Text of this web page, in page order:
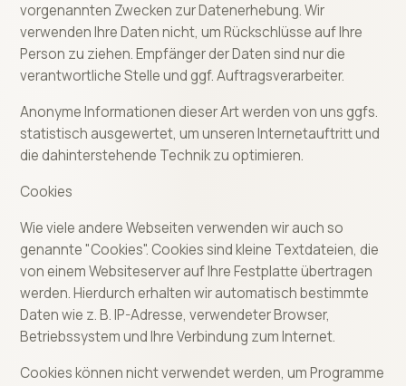
vorgenannten Zwecken zur Datenerhebung. Wir
verwenden Ihre Daten nicht, um Rückschlüsse auf Ihre
Person zu ziehen. Empfänger der Daten sind nur die
verantwortliche Stelle und ggf. Auftragsverarbeiter.
Anonyme Informationen dieser Art werden von uns ggfs.
statistisch ausgewertet, um unseren Internetauftritt und
die dahinterstehende Technik zu optimieren.
Cookies
Wie viele andere Webseiten verwenden wir auch so
genannte "Cookies". Cookies sind kleine Textdateien, die
von einem Websiteserver auf Ihre Festplatte übertragen
werden. Hierdurch erhalten wir automatisch bestimmte
Daten wie z. B. IP-Adresse, verwendeter Browser,
Betriebssystem und Ihre Verbindung zum Internet.
Cookies können nicht verwendet werden, um Programme